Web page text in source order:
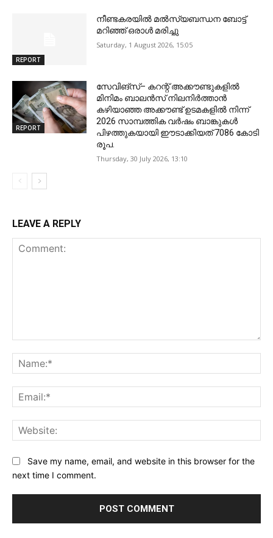
REPORT
നീണ്ടകരയില്‍ മല്‍സ്യബന്ധന ബോട്ട്
മറിഞ്ഞ് ഒരാള്‍ മരിച്ചു
Saturday, 1 August 2026, 15:05
REPORT
സേവിങ്സ്– കറന്റ് അക്കൗണ്ടുകളിൽ
മിനിമം ബാലൻസ് നിലനിർത്താൻ
കഴിയാഞ്ഞ അക്കൗണ്ട് ഉടമകളിൽ നിന്ന്
2026 സാമ്പത്തിക വർഷം ബാങ്കുകൾ
പിഴത്തുകയായി ഈടാക്കിയത് 7086 കോടി
രൂപ.
Thursday, 30 July 2026, 13:10
LEAVE A REPLY
Save my name, email, and website in this browser for the
next time I comment.